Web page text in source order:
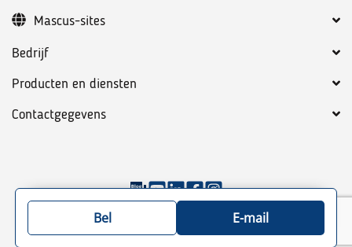
Bedrijf
Producten en diensten
Contactgegevens
Mascus Algemene voorwaarden Privacy policy
Site map
Mascus-sites
Bel E-mail